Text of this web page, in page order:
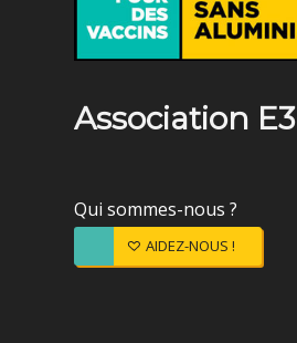
Association
Qui sommes-nous ?
AIDEZ-NOUS !